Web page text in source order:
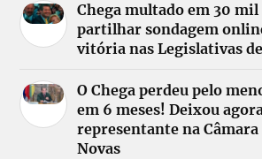
Chega multado em 30
partilhar sondagem
vitória nas Legislativas
O Chega perdeu pelo
em 6 meses! Deixou
representante na
Novas